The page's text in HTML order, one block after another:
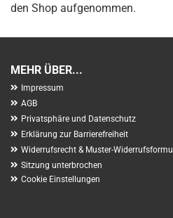
den Shop aufgenommen.
MEHR ÜBER...
Impressum
AGB
Privatsphäre und Datenschutz
Erklärung zur Barrierefreiheit
Widerrufsrecht & Muster-
Sitzung unterbrochen
Cookie Einstellungen